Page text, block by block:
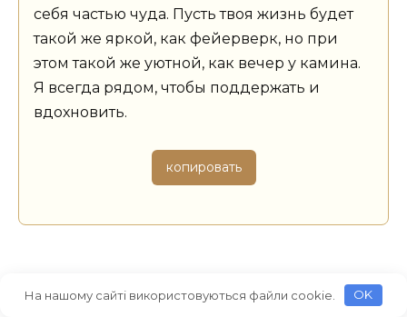
себя частью чуда. Пусть твоя жизнь будет
такой же яркой, как фейерверк, но при
этом такой же уютной, как вечер у камина.
Я всегда рядом, чтобы поддержать и
вдохновить.
копировать
С Днём рождения, мой чемпион! Пусть у
На нашому сайті використовуються файли cookie. OK